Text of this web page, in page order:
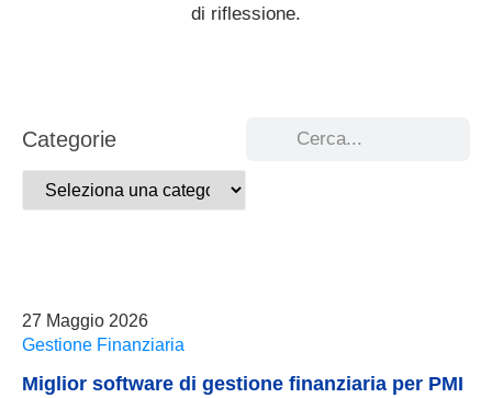
di riflessione.
Categorie
27 Maggio 2026
Gestione Finanziaria
Miglior software di gestione finanziaria per PMI